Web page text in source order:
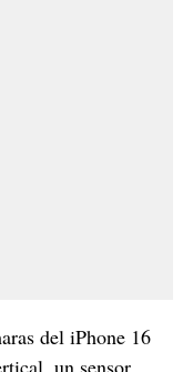
del iPhone 16
un sensor